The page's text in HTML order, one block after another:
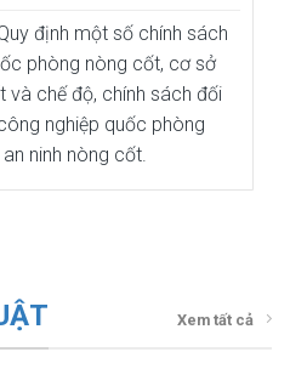
định một số chính sách
phòng nòng cốt, cơ sở
và chế độ, chính sách đối
nghiệp quốc phòng
ninh nòng cốt.
Xem tất cả